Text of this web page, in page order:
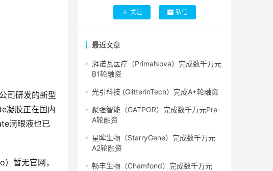
司研发的新型
凝胶正在国内
滴眼液也已
暂无官网，
关注 私信
最近文章
湃诺瓦医疗（PrimaNova）完成数千万元
B1轮融资
光引科技 (GlitterinTech）完成A+轮融资
聚强智能（GATPOR）完成数千万元Pre-
A轮融资
星眸生物（StarryGene）完成数千万元
A2轮融资
畅丰生物（Chamfond）完成数千万元